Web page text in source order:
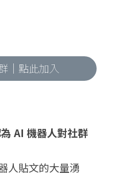
｜點此加入
AI 機器人對社群
人貼文的大量湧